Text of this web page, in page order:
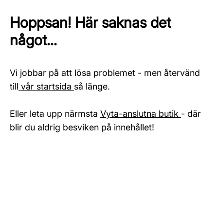
Hoppsan! Här saknas det
något...
Vi jobbar på att lösa problemet - men återvänd
till vår startsida så länge.
Eller leta upp närmsta Vyta-anslutna butik - där
blir du aldrig besviken på innehållet!